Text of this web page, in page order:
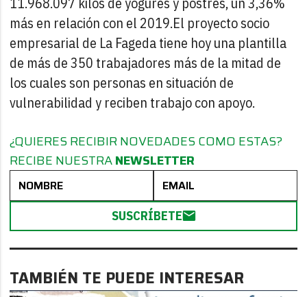
más en relación con el 2019.El proyecto socio
empresarial de La Fageda tiene hoy una plantilla
de más de 350 trabajadores más de la mitad de
los cuales son personas en situación de
vulnerabilidad y reciben trabajo con apoyo.
¿QUIERES RECIBIR NOVEDADES COMO ESTAS?
RECIBE NUESTRANEWSLETTER
SUSCRÍBETE
TAMBIÉN TE PUEDE INTERESAR